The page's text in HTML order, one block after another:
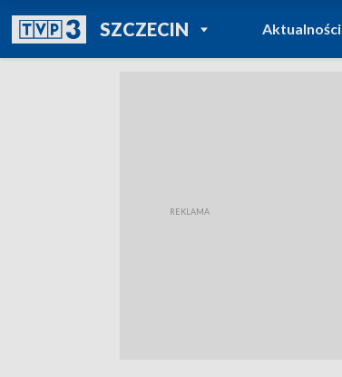
SZCZECINPOWRÓT DO
TVP REGIONY
Aktualności